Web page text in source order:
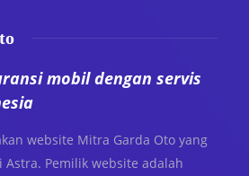
mobil dengan servis
website Mitra Garda Oto yang
Pemilik website adalah